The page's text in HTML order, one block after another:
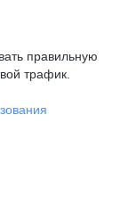
правильную
трафик.